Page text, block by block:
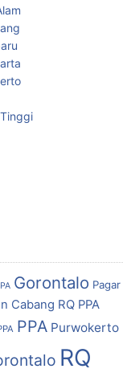
Gorontalo Pagar
Cabang RQ PPA
PPA Purwokerto
RQ